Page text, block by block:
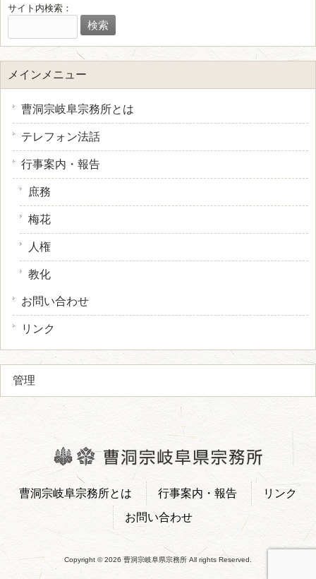
サイト内検索：
メインメニュー
曹洞宗岐阜宗務所とは
テレフォン法話
行事案内・報告
庶務
梅花
人権
教化
お問い合わせ
リンク
管理
曹洞宗岐阜宗務所とは 行事案内・報告
リンク
お問い合わせ
Copyright © 2026 曹洞宗岐阜県宗務所 All rights Reserved.